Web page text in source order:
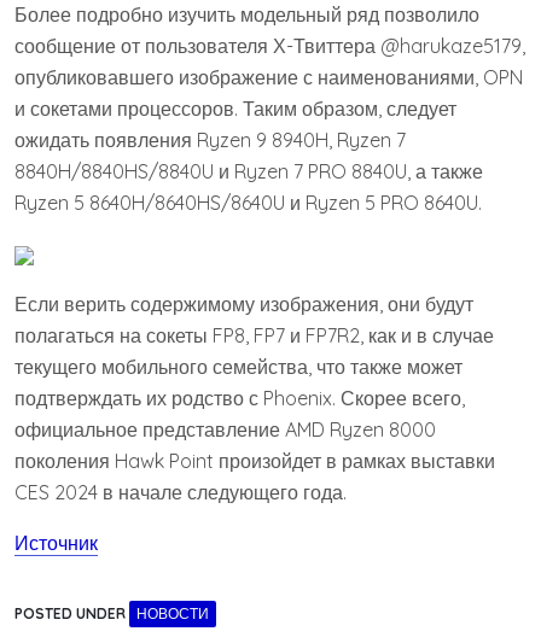
Более подробно изучить модельный ряд позволило
сообщение от пользователя Х-Твиттера @harukaze5179,
опубликовавшего изображение с наименованиями, OPN
и сокетами процессоров. Таким образом, следует
ожидать появления Ryzen 9 8940H, Ryzen 7
8840H/8840HS/8840U и Ryzen 7 PRO 8840U, а также
Ryzen 5 8640H/8640HS/8640U и Ryzen 5 PRO 8640U.
Если верить содержимому изображения, они будут
полагаться на сокеты FP8, FP7 и FP7R2, как и в случае
текущего мобильного семейства, что также может
подтверждать их родство с Phoenix. Скорее всего,
официальное представление AMD Ryzen 8000
поколения Hawk Point произойдет в рамках выставки
CES 2024 в начале следующего года.
Источник
POSTED UNDER НОВОСТИ